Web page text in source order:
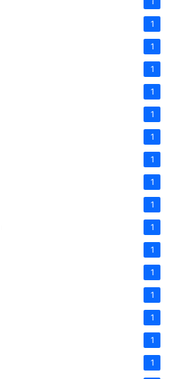
1
1
1
1
1
1
1
1
1
1
1
1
1
1
1
1